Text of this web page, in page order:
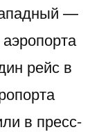
—
рейс в
в пресс-